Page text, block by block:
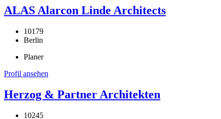
ALAS Alarcon Linde Architects
10179
Berlin
Planer
Profil ansehen
Herzog & Partner Architekten
10245